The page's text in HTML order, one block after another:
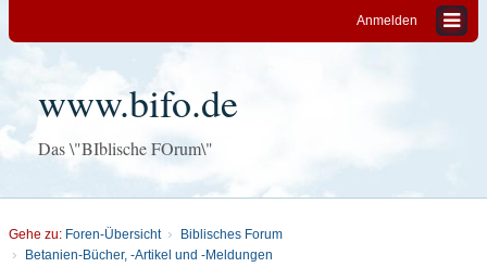
Anmelden
www.bifo.de
Das \"BIblische FOrum\"
Gehe zu: Foren-Übersicht
Biblisches Forum
Betanien-Bücher, -Artikel und -Meldungen